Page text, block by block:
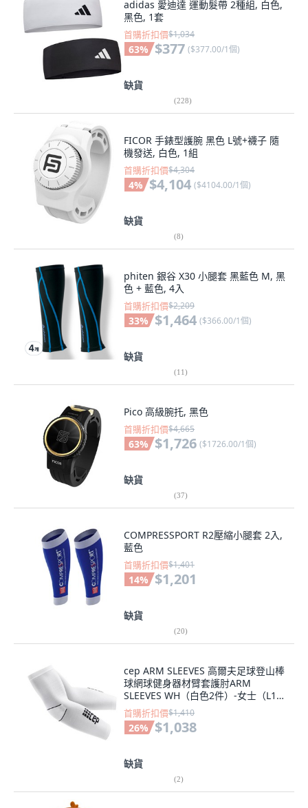
adidas 愛迪達 運動髮帶 2種組, 白色,
黑色, 1套
首購折扣價$1,034
63% $377 ($377.00/1個)
缺貨
(228)
FICOR 手錶型護腕 黑色 L號+襪子 隨
機發送, 白色, 1組
首購折扣價$4,304
4% $4,104 ($4104.00/1個)
缺貨
(8)
phiten 銀谷 X30 小腿套 黑藍色 M, 黑
色 + 藍色, 4入
首購折扣價$2,209
33% $1,464 ($366.00/1個)
缺貨
(11)
Pico 高級腕托, 黑色
首購折扣價$4,665
63% $1,726 ($1726.00/1個)
缺貨
(37)
COMPRESSPORT R2壓縮小腿套 2入,
藍色
首購折扣價$1,401
14% $1,201
缺貨
(20)
cep ARM SLEEVES 高爾夫足球登山棒
球網球健身器材臂套護肘ARM
SLEEVES WH（白色2件）-女士（L1）
II（25-29cm）
首購折扣價$1,410
26% $1,038
缺貨
(2)